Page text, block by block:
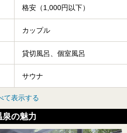
格安（1,000円以下）
カップル
貸切風呂、個室風呂
サウナ
て表示する
の魅力